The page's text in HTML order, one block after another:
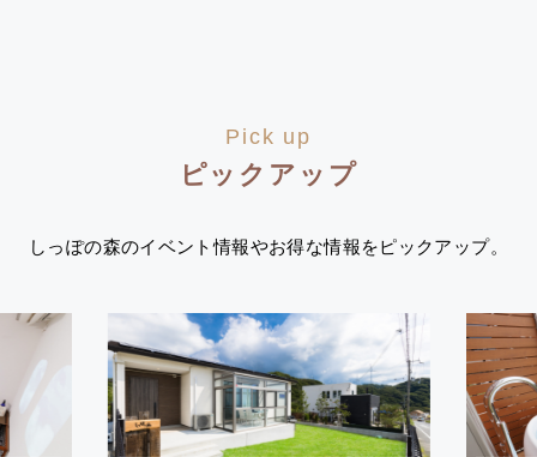
Pick up
ピックアップ
しっぽの森のイベント情報やお得な情報をピックアップ。